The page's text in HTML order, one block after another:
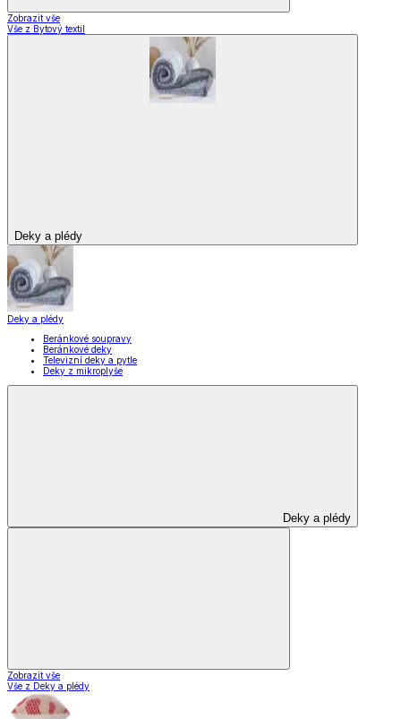
Zobrazit vše
Vše z Bytový textil
Deky a plédy
Deky a plédy
Beránkové soupravy
Beránkové deky
Televizní deky a pytle
Deky z mikroplyše
Deky a plédy
Zobrazit vše
Vše z Deky a plédy